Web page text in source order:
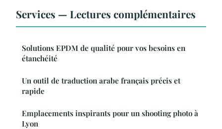
Services — Lectures complémentaires
Solutions EPDM de qualité pour vos besoins en
étanchéité
Un outil de traduction arabe français précis et
rapide
Emplacements inspirants pour un shooting photo à
Lyon